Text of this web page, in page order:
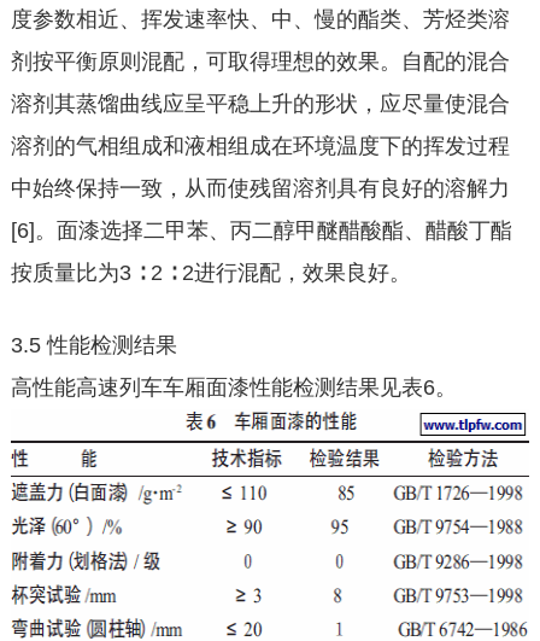
度参数相近、挥发速率快、中、慢的酯类、芳烃类溶
剂按平衡原则混配，可取得理想的效果。自配的混合
溶剂其蒸馏曲线应呈平稳上升的形状，应尽量使混合
溶剂的气相组成和液相组成在环境温度下的挥发过程
中始终保持一致，从而使残留溶剂具有良好的溶解力
[6]。面漆选择二甲苯、丙二醇甲醚醋酸酯、醋酸丁酯
按质量比为3 ∶ 2 ∶ 2进行混配，效果良好。
3.5 性能检测结果
高性能高速列车车厢面漆性能检测结果见表6。